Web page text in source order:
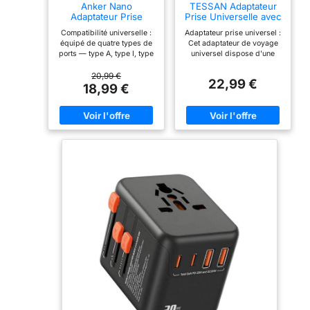
Anker Nano
Adaptateur Prise
Voyages
Compatibilité universelle :
équipé de quatre types de
ports — type A, type I, type
adaptateur répond à tous
vos besoins autour du
monde. À noter : cet
appareil ne convertit pas la
tension. Alimente 5
appareils à la fois : grâce à
L'un des ports USB-C
atteint une vitesse de 20 W :
votre iPhone 16 passe de 0
à 50 % en 28 minutes
seulement. Incroyablement
compact : gagnez de la
place grâce à cet
adaptateur 43 % plus petit
que les modèles similaires.
Les fiches sont pliables et
rétractables pour améliorer
la portabilité. Connexion 2
broches à 2 broches : cet
20,99 €
18,99 €
TESSAN Adaptateur
Prise Universelle avec
Adaptateur prise universel :
Cet adaptateur de voyage
universel dispose d'une
nombreux pays les États
l'Allemagne, l'Asie, la
Thaïlande, l'Australie, la
Chine, le Japon, l'Italie, etc
chargeur universel est
compatible avec divers
appareils USB; vous
pouvez charger 5 appareils
simultanément Taille
Compacte : Avec ses
dimensions de 5,4 x 5 x
6,4 cm, ce adaptateur de
voyage universel est
compact et portable; son
répond à de nombreux
besoins lors de vos
voyages et économise de
22,99 €